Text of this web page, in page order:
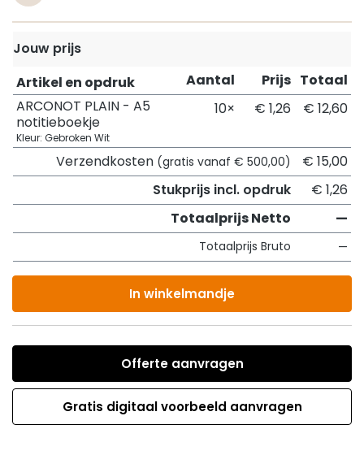
Jouw prijs
Artikel en opdruk
Aantal Prijs Totaal
ARCONOT PLAIN - A5
notitieboekje
Kleur: Gebroken Wit
10× € 1,26 € 12,60
Verzendkosten (gratis vanaf € 500,00)
€ 15,00
Stukprijs incl. opdruk
€ 1,26
Totaalprijs Netto
—
Totaalprijs Bruto —
In winkelmandje
Offerte aanvragen
Gratis digitaal voorbeeld aanvragen